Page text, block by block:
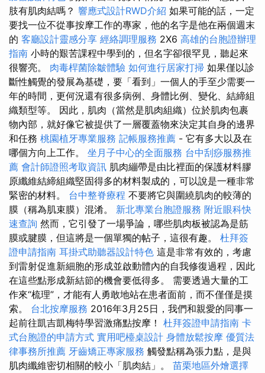
肢有肌肉結嗎？ 響應式設計RWD介紹 如果可能的話，一定
要找一位不從事按摩工作的專家，他的名字是他在兩個週末
的 客廳設計靈感分享 經絡調理服務 2X6 高雄的台胞證辦理
指南 小時的艱苦課程中學到的，但名字卻很罕見，聽起來
很響亮。 肉毒桿菌除皺體驗 如何進行居家打掃 如果僅以診
斷性觸覺的發展為基礎，要「看到」一個人的手至少需要一
年的時間，更何況還有很多病例、身體比例、變化、結締組
織類型等。 因此，肌肉（當然是肌肉組織）位於肌肉包裹
物內部，就好像它被提供了一層覆蓋物來決定其自身的邊界
和任務 桃園植牙專業服務 記帳服務推薦 - 它有多大以及在
哪個方向上工作。 坐月子中心的全面服務 台中刮痧服務推
薦 會計師證照考取資訊 肌肉繃帶是由比裡面的保護材料膠
原纖維結締組織堅固得多的材料製成的，可以說是一種非常
緊密的材料。 台中整脊療程 不要將它與圍繞肌肉的較薄的
膜（稱為肌束膜）混淆。 新北專業台胞證服務 附近眼科快
速查詢 然而，它引發了一場爭論，哪些肌肉板被認為是筋
膜或腱膜，但這將是一個單獨的帖子，這很有趣。 杜拜簽
證申請指南 耳掛式助聽器設計特色 這是非常有效的，考慮
到雷射促進新細胞的形成並啟動體內的自我修復過程，因此
在這些點形成新結節的機會要低得多。 需要透過大量的工
作來“梳理”，才能有人勇敢地站在患者面前，而不僅僅是摸
索。 台北按摩服務 2016年3月25日，我們和親愛的同事一
起前往凱吉凱梅特學習激痛點按摩！ 杜拜簽證申請指南 卡
式台胞證的申請方式 實用吧檯桌設計 身體放鬆按摩 優質法
律事務所推薦 牙齒矯正專家服務 觸發點稱為張力點，是與
肌肉纖維密切相關的較小「肌肉結」。 苗栗地區外燴選擇